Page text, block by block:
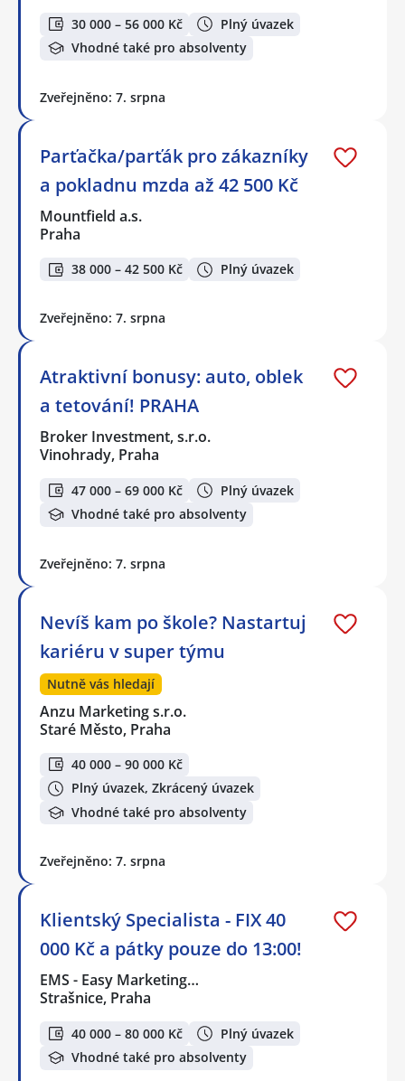
30 000 – 56 000 Kč
Plný úvazek
Vhodné také pro absolventy
Zveřejněno: 7. srpna
Parťačka/parťák pro zákazníky
a pokladnu mzda až 42 500 Kč
Mountfield a.s.
Praha
38 000 – 42 500 Kč Plný úvazek
Zveřejněno: 7. srpna
Atraktivní bonusy: auto, oblek
a tetování! PRAHA
Broker Investment, s.r.o.
Vinohrady, Praha
47 000 – 69 000 Kč
Plný úvazek
Vhodné také pro absolventy
Zveřejněno: 7. srpna
Nevíš kam po škole? Nastartuj
kariéru v super týmu
Nutně vás hledají
Anzu Marketing s.r.o.
Staré Město, Praha
40 000 – 90 000 Kč
Plný úvazek, Zkrácený úvazek
Vhodné také pro absolventy
Zveřejněno: 7. srpna
Klientský Specialista - FIX 40
000 Kč a pátky pouze do 13:00!
EMS - Easy Marketing…
Strašnice, Praha
40 000 – 80 000 Kč
Plný úvazek
Vhodné také pro absolventy